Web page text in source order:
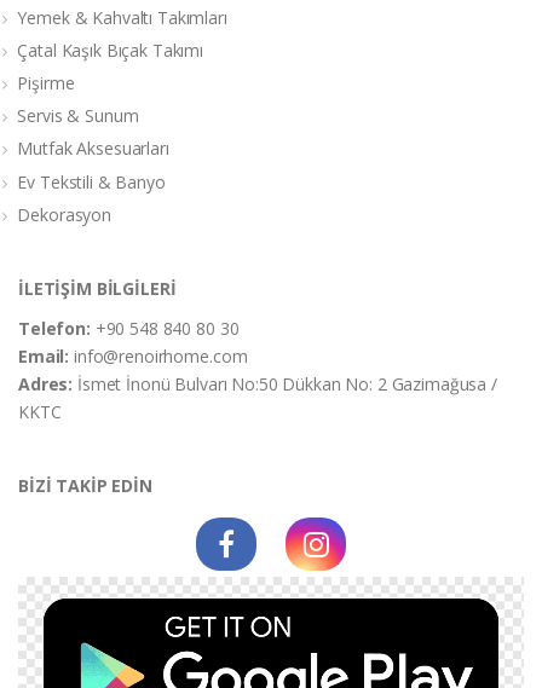
Yemek & Kahvaltı Takımları
Çatal Kaşık Bıçak Takımı
Pişirme
Servis & Sunum
Mutfak Aksesuarları
Ev Tekstili & Banyo
Dekorasyon
İLETİŞİM BİLGİLERİ
Telefon: +90 548 840 80 30
Email:info@renoirhome.com
Adres: İsmet İnonü Bulvarı No:50 Dükkan No: 2 Gazimağusa /
KKTC
BİZİ TAKİP EDİN